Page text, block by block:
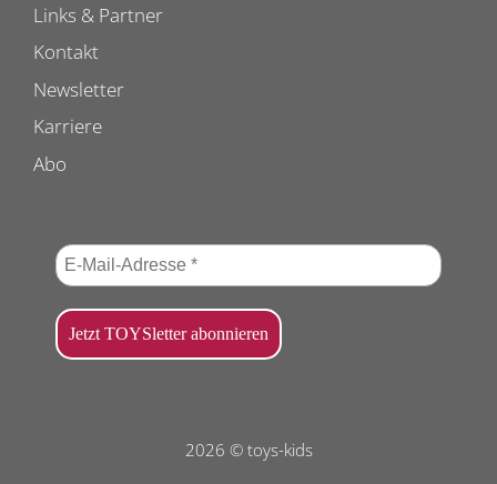
Links & Partner
Kontakt
Newsletter
Karriere
Abo
2026 © toys-kids